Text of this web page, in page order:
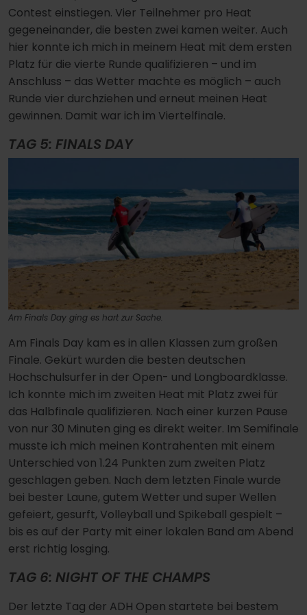
Contest einstiegen. Vier Teilnehmer pro Heat
gegeneinander, die besten zwei kamen weiter. Auch
hier konnte ich mich in meinem Heat mit dem ersten
Platz für die vierte Runde qualifizieren – und im
Anschluss – das Wetter machte es möglich – auch
Runde vier durchziehen und erneut meinen Heat
gewinnen. Damit war ich im Viertelfinale.
TAG 5: FINALS DAY
Am Finals Day ging es hart zur Sache.
Am Finals Day kam es in allen Klassen zum großen
Finale. Gekürt wurden die besten deutschen
Hochschulsurfer in der Open- und Longboardklasse.
Ich konnte mich im zweiten Heat mit Platz zwei für
das Halbfinale qualifizieren. Nach einer kurzen Pause
von nur 30 Minuten ging es direkt weiter. Im Semifinale
musste ich mich meinen Kontrahenten mit einem
Unterschied von 1.24 Punkten zum zweiten Platz
geschlagen geben. Nach dem letzten Finale wurde
bei bester Laune, gutem Wetter und super Wellen
gefeiert, gesurft, Volleyball und Spikeball gespielt –
bis es auf der Party mit einer lokalen Band am Abend
erst richtig losging.
TAG 6: NIGHT OF THE CHAMPS
Der letzte Tag der ADH Open startete bei bestem